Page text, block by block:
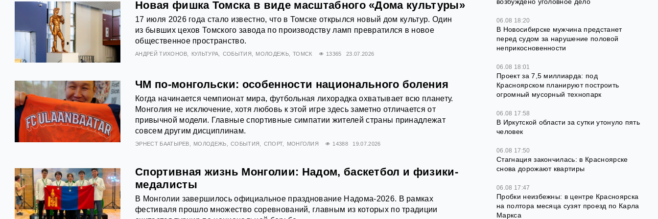
Новая фишка Томска в виде масштабного «Дома культуры»
17 июля 2026 года стало известно, что в Томске открылся новый дом культур. Один
из бывших цехов Томского завода по производству ламп превратился в новое
общественное пространство.
АНДРЕЙ ТИХОНОВ КУЛЬТУРА СОБЫТИЯ МОЛОДЕЖЬ ТОМСК 13365 23.07.2026
ЧМ по-монгольски: особенности национального боления
Когда начинается чемпионат мира, футбольная лихорадка охватывает всю планету.
Монголия не исключение, хотя любовь к этой игре здесь заметно отличается от
привычной модели. Главные спортивные симпатии жителей страны принадлежат
совсем другим дисциплинам.
ЭРНЕСТ БААТЫРЕВ МОЛОДЕЖЬ СОБЫТИЯ СПОРТ МОНГОЛИЯ 14388 19.07.2026
Спортивная жизнь Монголии: Надом, баскетбол и физики-
медалисты
В Монголии завершилось официальное празднование Надома-2026. В рамках
фестиваля прошло множество соревнований, главным из которых по традиции
06.08 18:20
В Новосибирске мужчина предстанет
перед судом за нарушение половой
неприкосновенности
06.08 18:01
Проект за 7,5 миллиарда: под
Красноярском планируют построить
огромный мусорный технопарк
06.08 17:58
В Иркутской области за сутки утонуло пять
человек
06.08 17:50
Стагнация закончилась: в Красноярске
снова дорожают квартиры
06.08 17:47
Пробки неизбежны: в центре Красноярска
на полтора месяца сузят проезд по Карла
Маркса